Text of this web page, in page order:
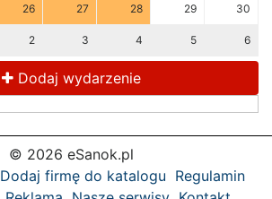
26 27 28 29 30
2 3 4 5 6
Dodaj wydarzenie
© 2026 eSanok.pl
Dodaj firmę do katalogu Regulamin